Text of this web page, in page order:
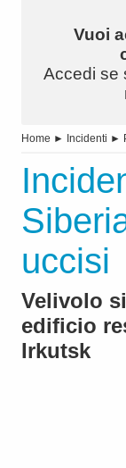
Vuoi
Accedi se
Home ► Incidenti ►
uccisi
Velivolo
edificio
Irkutsk